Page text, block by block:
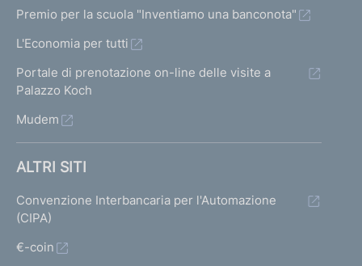
Premio per la scuola "Inventiamo una banconota"
L'Economia per tutti
Portale di prenotazione on-line delle visite a
Palazzo Koch
Mudem
ALTRI SITI
Convenzione Interbancaria per l'Automazione
(CIPA)
€-coin